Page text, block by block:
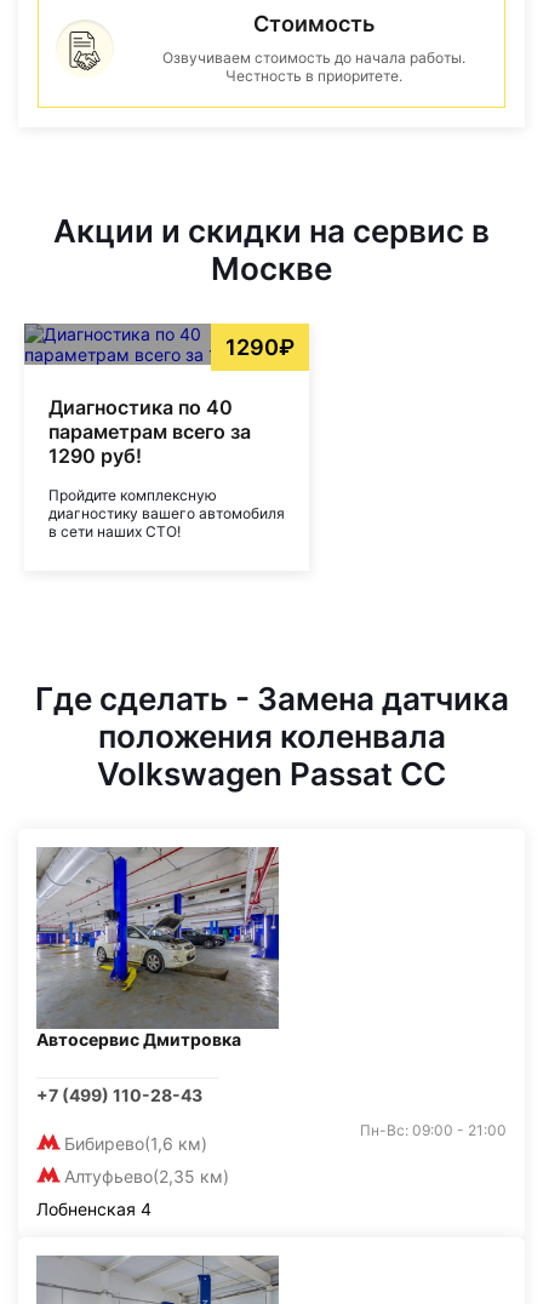
Стоимость
Озвучиваем стоимость до начала работы.
Честность в приоритете.
Акции и скидки на сервис в
Москве
1290₽
Диагностика по 40
параметрам всего за
1290 руб!
Пройдите комплексную
диагностику вашего автомобиля
в сети наших СТО!
Где сделать - Замена датчика
положения коленвала
Volkswagen Passat CC
Автосервис Дмитровка
+7 (499) 110-28-43
Бибирево(1,6 км)
Алтуфьево(2,35 км)
Пн-Вс: 09:00 - 21:00
Лобненская 4